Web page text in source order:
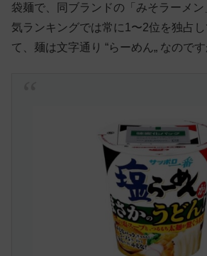
袋麺で、同ブランドの「みそラーメン
気ランキングでは常に1〜2位を独占
て、麺は文字通り “らーめん„ なので